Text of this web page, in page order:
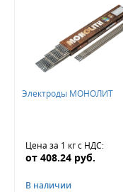
Электроды МОНОЛИТ
Цена за 1 кгс НДС:
от 408.24 руб.
В наличии